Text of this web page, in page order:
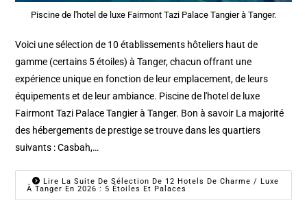
Piscine de l'hotel de luxe Fairmont Tazi Palace Tangier à Tanger.
Voici une sélection de 10 établissements hôteliers haut de
gamme (certains 5 étoiles) à Tanger, chacun offrant une
expérience unique en fonction de leur emplacement, de leurs
équipements et de leur ambiance. Piscine de l'hotel de luxe
Fairmont Tazi Palace Tangier à Tanger. Bon à savoir La majorité
des hébergements de prestige se trouve dans les quartiers
suivants : Casbah,…
Lire La Suite De Sélection De 12 Hotels De Charme / Luxe
À Tanger En 2026 : 5 Étoiles Et Palaces